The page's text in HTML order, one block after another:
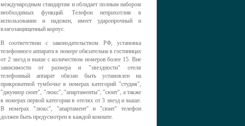
международным стандартам и обладает полным набором
необходимых функций. Телефон неприхотлив в
использовании и надежен, имеет ударопрочный и
влагозащищенный корпус.
В соответствии с законодательством РФ, установка
телефонного аппарата в номере обязательна в гостиницах
от 2 звезд и выше с количеством номеров более 15. Вне
зависимости от размера и "звездности" отеля
телефонный аппарат обязан быть установлен на
прикроватной тумбочке в номерах категорий "студия",
"джуниор сюит", "люкс", "апартаменты", "сюит", а также
в номерах первой категории в отелях от 3 звезд и выше.
В номерах "люкс", "апартамент" и "сюит" телефон
должен быть предусмотрен в каждой комнате.